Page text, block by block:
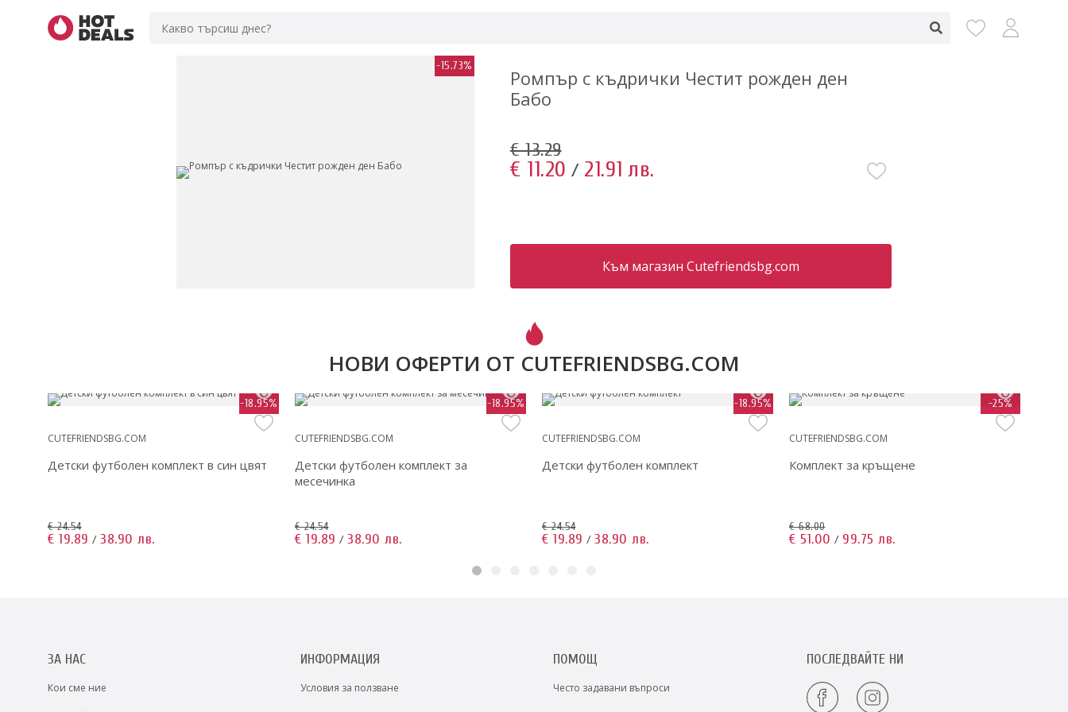
-15.73%
Ромпър с къдрички Честит рожден ден
Бабо
€ 13.29
€ 11.20 / 21.91 лв.
Към магазин Cutefriendsbg.com
НОВИ ОФЕРТИ ОТ CUTEFRIENDSBG.COM
-18.95%
CUTEFRIENDSBG.COM
Детски футболен комплект в син цвят
€ 24.54
€ 19.89 / 38.90 лв.
-18.95%
CUTEFRIENDSBG.COM
Детски футболен комплект за
месечинка
€ 24.54
€ 19.89 / 38.90 лв.
-18.95%
CUTEFRIENDSBG.COM
Детски футболен комплект
€ 24.54
€ 19.89 / 38.90 лв.
-25%
CUTEFRIENDSBG.COM
Комплект за кръщене
€ 68.00
€ 51.00 / 99.75 лв.
ЗА НАС
Кои сме ние
ИНФОРМАЦИЯ
Условия за ползване
ПОМОЩ
Често задавани въпроси
ПОСЛЕДВАЙТЕ НИ